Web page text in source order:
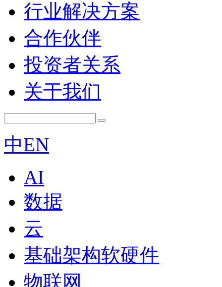
行业解决方案
合作伙伴
投资者关系
关于我们
中EN
AI
数据
云
基础架构软硬件
物联网